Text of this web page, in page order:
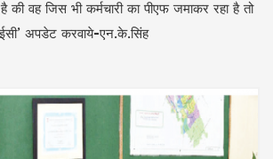
है की वह जिस भी कर्मचारी का पीएफ जमाकर रहा है तो
अपडेट करवाये-एन.के.सिंह